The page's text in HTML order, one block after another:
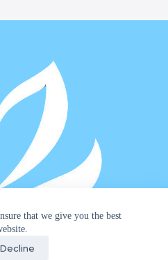
that we give you the best
Decline
en